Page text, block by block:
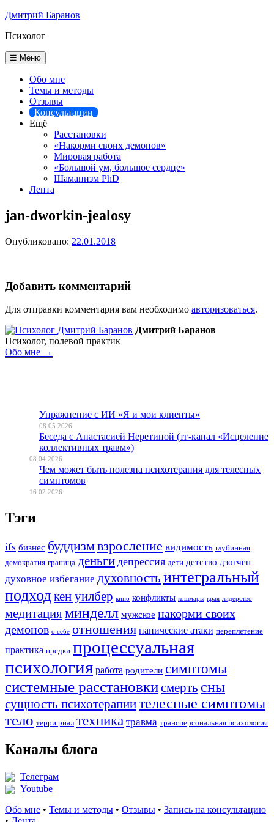
Перейти
содержимому
Дмитрий Баранов
Психолог
☰ Меню
Обо мне
Темы и методы
Отзывы
Консультации
Ещё
Расстановки
«Накорми своих демонов»
Мировая работа
«Большой ум, большое сердце»
Шаманизм PhD
Лента
jan-dworkin-jealosy
Опубликовано: 22.01.2018
Добавить комментарий
Для отправки комментария вам необходимо авторизоваться.
Дмитрий Баранов
Психолог, полевой практик
Обо мне →
Упражнение с ИИ «Я и мои клиенты»
08.05.2026
Беседа с Анастасией Неретиной (тг-канал «Исцеление
коллективных травм»)
08.04.2026
Чем может быть полезна психотерапия для телесных
симптомов
16.02.2026
Тэги
ifs бизнес буддизмвзросление видимость глубинная
демократия граница деньги депрессия дети детство дзогчен
духовное избегание духовность интегральный
подходкен уилбер кино конфликты кошмары края лидерство
медитацияминделл мужское накорми своих
демонов о себе отношения панические атаки переплетение
практика предки процессуальная
психология работа родители симптомы
системные расстановкисмерть сны
сущность психотерапиителесные симптомы
тело терри риал техника травма трансперсональная психология
Каналы блога
Телеграм
Youtube
Обо мне • Темы и методы • Отзывы • Запись на консультацию